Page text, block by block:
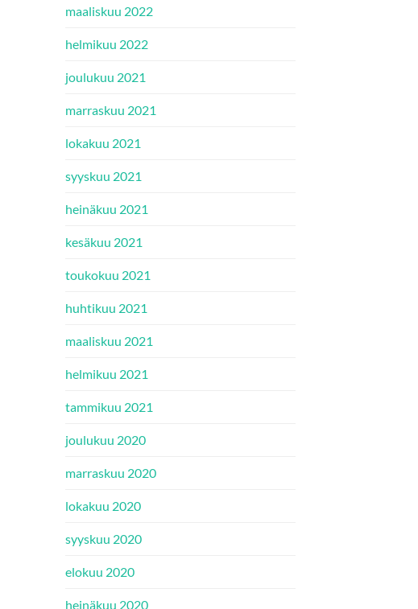
maaliskuu 2022
helmikuu 2022
joulukuu 2021
marraskuu 2021
lokakuu 2021
syyskuu 2021
heinäkuu 2021
kesäkuu 2021
toukokuu 2021
huhtikuu 2021
maaliskuu 2021
helmikuu 2021
tammikuu 2021
joulukuu 2020
marraskuu 2020
lokakuu 2020
syyskuu 2020
elokuu 2020
heinäkuu 2020